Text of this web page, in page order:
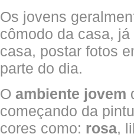
Os jovens
cômodo da casa,
casa, postar fotos
parte do dia.
O ambiente jovem
começando da
cores como: rosa,